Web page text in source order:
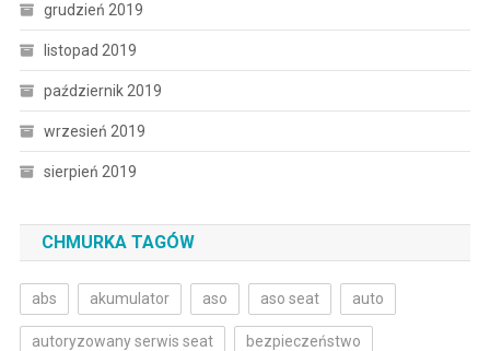
grudzień 2019
listopad 2019
październik 2019
wrzesień 2019
sierpień 2019
CHMURKA TAGÓW
abs akumulator aso aso seat auto
autoryzowany serwis seat bezpieczeństwo